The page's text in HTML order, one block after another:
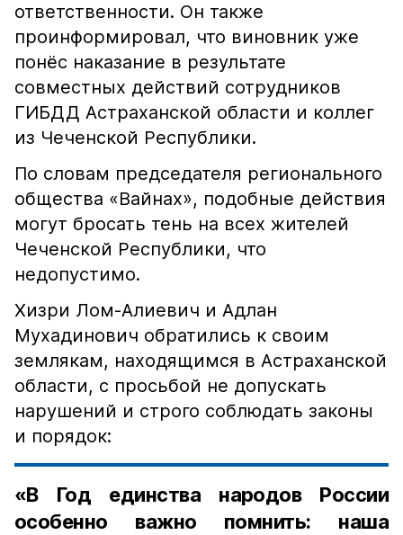
ответственности. Он также
проинформировал, что виновник уже
понёс наказание в результате
совместных действий сотрудников
ГИБДД Астраханской области и коллег
из Чеченской Республики.
По словам председателя регионального
общества «Вайнах», подобные действия
могут бросать тень на всех жителей
Чеченской Республики, что
недопустимо.
Хизри Лом-Алиевич и Адлан
Мухадинович обратились к своим
землякам, находящимся в Астраханской
области, с просьбой не допускать
нарушений и строго соблюдать законы
и порядок:
«В Год единства народов России
особенно важно помнить: наша